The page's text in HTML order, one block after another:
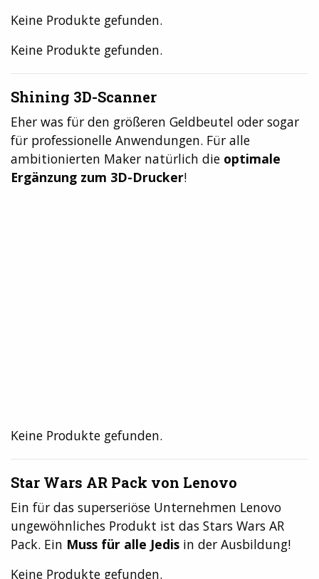
Keine Produkte gefunden.
Keine Produkte gefunden.
Shining 3D-Scanner
Eher was für den größeren Geldbeutel oder sogar
für professionelle Anwendungen. Für alle
ambitionierten Maker natürlich die optimale
Ergänzung zum 3D-Drucker!
Keine Produkte gefunden.
Star Wars AR Pack von Lenovo
Ein für das superseriöse Unternehmen Lenovo
ungewöhnliches Produkt ist das Stars Wars AR
Pack. Ein Muss für alle Jedis in der Ausbildung!
Keine Produkte gefunden.